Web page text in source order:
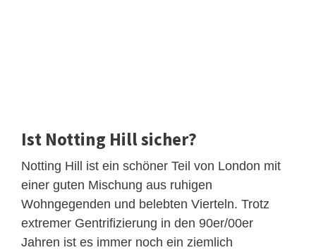
Ist Notting Hill sicher?
Notting Hill ist ein schöner Teil von London mit
einer guten Mischung aus ruhigen
Wohngegenden und belebten Vierteln. Trotz
extremer Gentrifizierung in den 90er/00er
Jahren ist es immer noch ein ziemlich